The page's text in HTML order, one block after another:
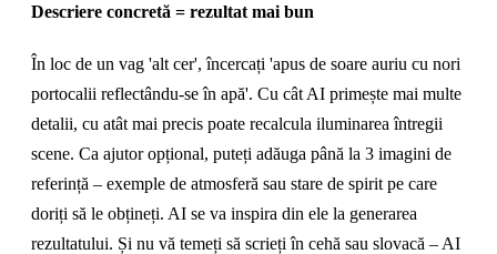
Descriere concretă = rezultat mai bun
În loc de un vag 'alt cer', încercați 'apus de soare auriu cu nori
portocalii reflectându-se în apă'. Cu cât AI primește mai multe
detalii, cu atât mai precis poate recalcula iluminarea întregii
scene. Ca ajutor opțional, puteți adăuga până la 3 imagini de
referință – exemple de atmosferă sau stare de spirit pe care
doriți să le obțineți. AI se va inspira din ele la generarea
rezultatului. Și nu vă temeți să scrieți în cehă sau slovacă – AI